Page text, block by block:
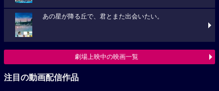
あの星が降る丘で、君とまた出会いたい。
劇場上映中の映画一覧
注目の動画配信作品